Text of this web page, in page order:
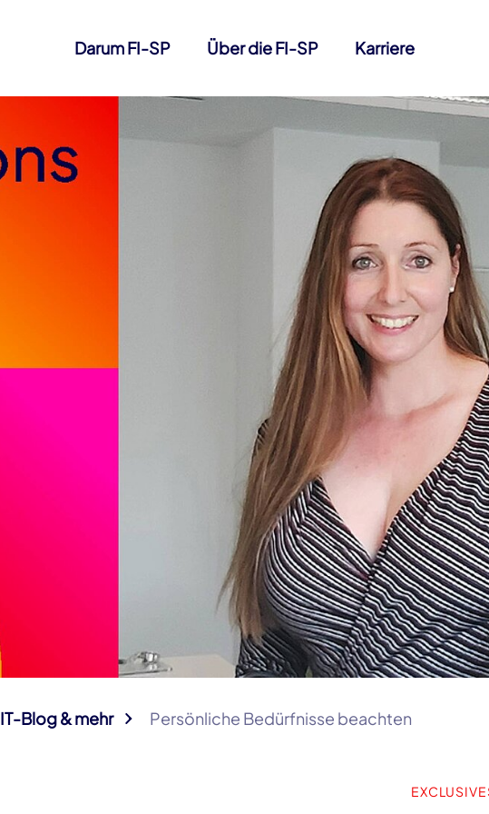
Darum FI-SP Über die FI-SP Karriere
IT-Blog & mehr Persönliche Bedürfnisse beachten